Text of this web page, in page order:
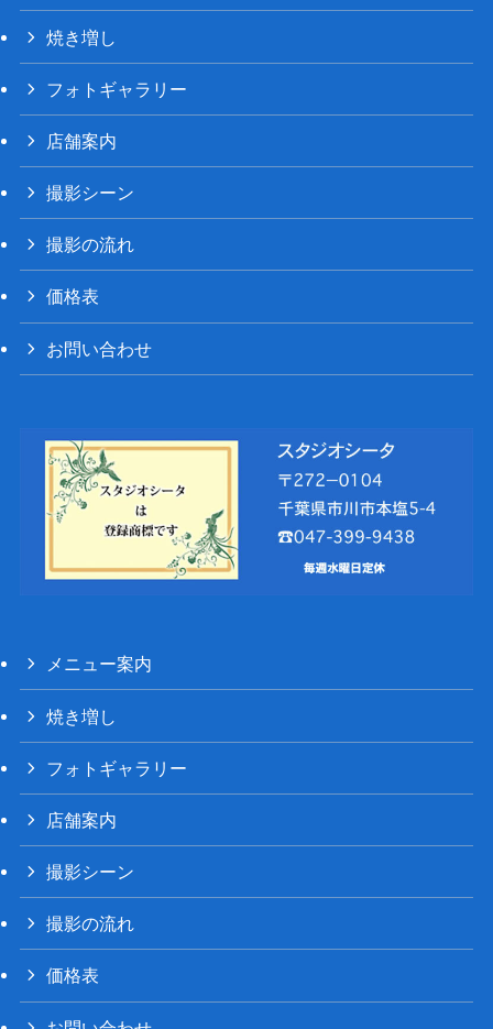
焼き増し
フォトギャラリー
店舗案内
撮影シーン
撮影の流れ
価格表
お問い合わせ
メニュー案内
焼き増し
フォトギャラリー
店舗案内
撮影シーン
撮影の流れ
価格表